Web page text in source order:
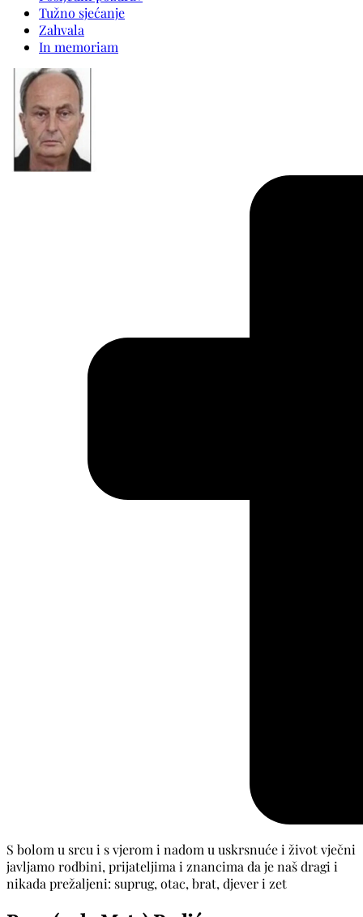
Tužno sjećanje
Zahvala
In memoriam
S bolom u srcu i s vjerom i nadom u uskrsnuće i život vječni
javljamo rodbini, prijateljima i znancima da je naš dragi i
nikada prežaljeni: suprug, otac, brat, djever i zet